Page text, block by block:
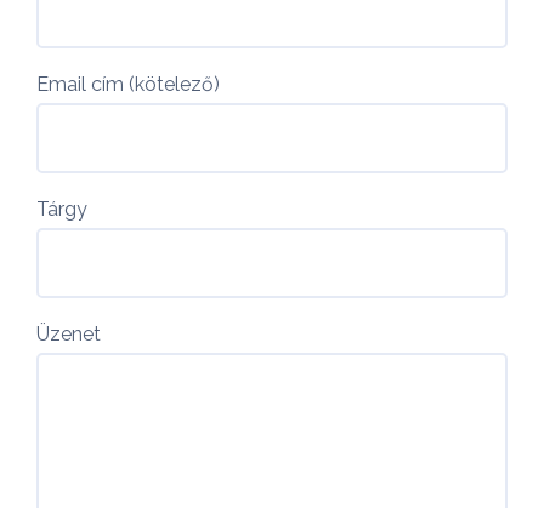
Email cím (kötelező)
Tárgy
Üzenet